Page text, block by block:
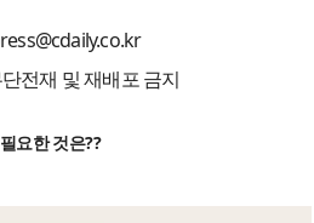
전재 및 재배포 금지
요한 것은??